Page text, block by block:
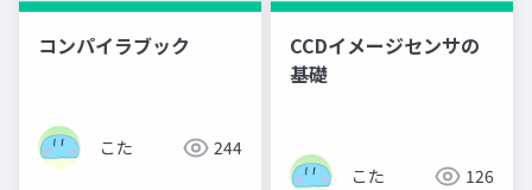
コンパイラブック
こた 244
CCDイメージセンサの
基礎
こた 126